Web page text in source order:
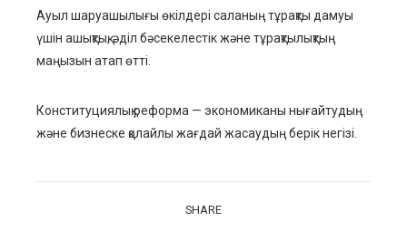
Ауыл шаруашылығы өкілдері саланың тұрақты дамуы
үшін ашықтық, әділ бәсекелестік және тұрақтылықтың
маңызын атап өтті.
Конституциялық реформа — экономиканы нығайтудың
және бизнеске қолайлы жағдай жасаудың берік негізі.
SHARE